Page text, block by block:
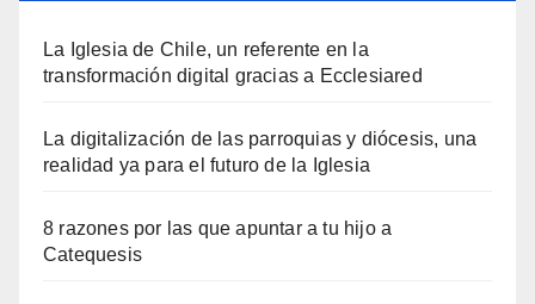
La Iglesia de Chile, un referente en la
transformación digital gracias a Ecclesiared
La digitalización de las parroquias y diócesis, una
realidad ya para el futuro de la Iglesia
8 razones por las que apuntar a tu hijo a
Catequesis